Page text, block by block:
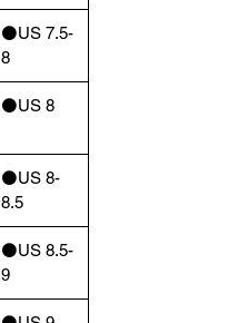
⚫️US 7.5-
8
⚫️US 8
⚫️US 8-
8.5
⚫️US 8.5-
9